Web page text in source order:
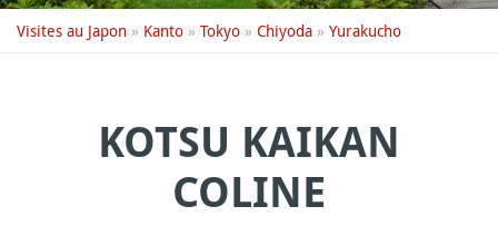
Visites au Japon » Kanto » Tokyo » Chiyoda » Yurakucho
KOTSU KAIKAN
COLINE